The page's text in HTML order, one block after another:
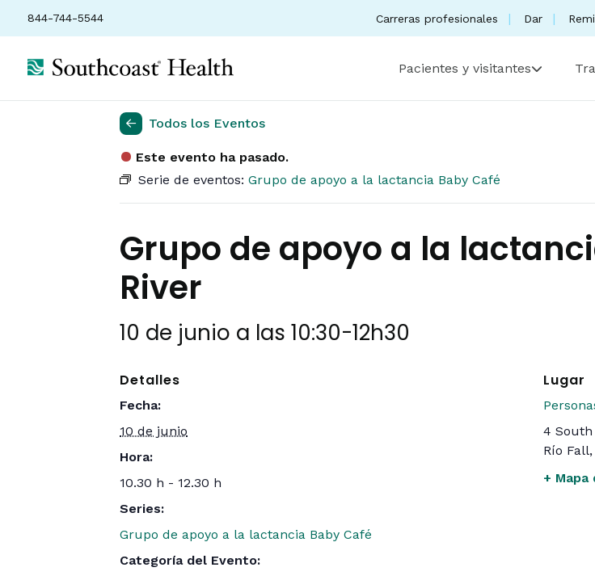
844-744-5544 Carreras profesionales Dar
Pacientes y visitantes
Todos los Eventos
Este evento ha pasado.
Serie de eventos: Grupo de apoyo a la lactancia Baby Café
Grupo de apoyo a la
River
10 de junio a las 10:30-12h30
Detalles
Fecha:
10 de junio
Hora:
10.30 h - 12.30 h
Series:
Grupo de apoyo a la lactancia Baby Café
Categoría del Evento:
Lugar
4
Río Fall,
+ Mapa